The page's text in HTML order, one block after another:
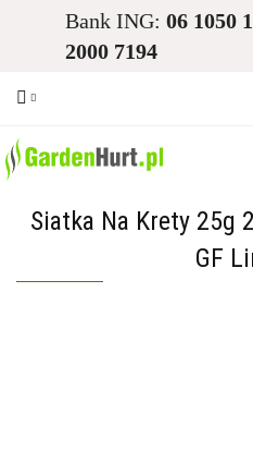
Bank ING: 06 1050
2000 7194
Siatka Na Krety 25g
GF